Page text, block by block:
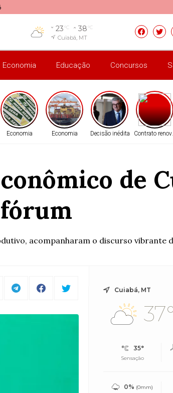
23°C 38°C
Cuiabá, MT
Economia Educação Concursos
Economia Economia Decisão inédita Contrato
de
acompanharam o discurso vibrante
Cuiabá, MT
35°
Sensação
0% (0mm)